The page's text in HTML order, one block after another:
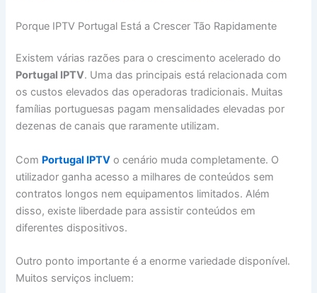
Porque IPTV Portugal Está a Crescer Tão Rapidamente
Existem várias razões para o crescimento acelerado do
Portugal IPTV. Uma das principais está relacionada com
os custos elevados das operadoras tradicionais. Muitas
famílias portuguesas pagam mensalidades elevadas por
dezenas de canais que raramente utilizam.
Com Portugal IPTV o cenário muda completamente. O
utilizador ganha acesso a milhares de conteúdos sem
contratos longos nem equipamentos limitados. Além
disso, existe liberdade para assistir conteúdos em
diferentes dispositivos.
Outro ponto importante é a enorme variedade disponível.
Muitos serviços incluem: